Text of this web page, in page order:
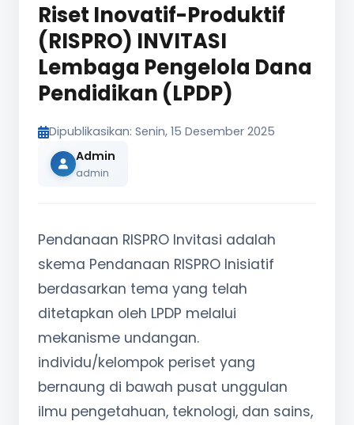
Riset Inovatif-Produktif
(RISPRO) INVITASI
Lembaga Pengelola Dana
Pendidikan (LPDP)
Dipublikasikan: Senin, 15 Desember 2025
Admin
admin
Pendanaan RISPRO Invitasi adalah
skema Pendanaan RISPRO Inisiatif
berdasarkan tema yang telah
ditetapkan oleh LPDP melalui
mekanisme undangan.
individu/kelompok periset yang
bernaung di bawah pusat unggulan
ilmu pengetahuan, teknologi, dan sains,